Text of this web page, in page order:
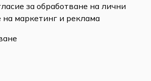
за обработване на лични
на маркетинг и реклама